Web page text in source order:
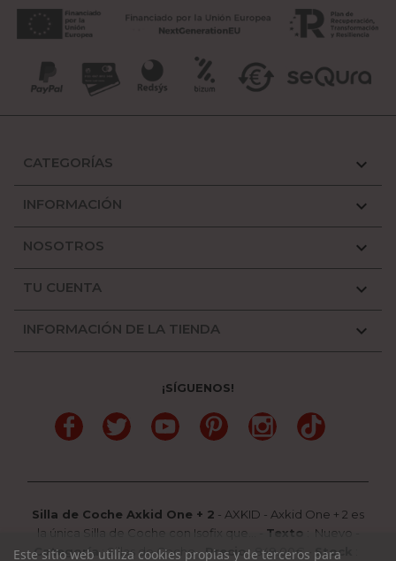
CATEGORÍAS 
INFORMACIÓN 
NOSOTROS 
TU CUENTA 
INFORMACIÓN DE LA TIENDA 
¡SÍGUENOS!
FacebookTwitter YouTube PinterestInstagramTikTok
Silla de Coche Axkid One + 2 - AXKID - Axkid One + 2 es
la única Silla de Coche con Isofix que...
Texto : Nuevo
Categoría :Sillas de Coche-Precio:849.00€ - Stock
Este sitio web utiliza cookies propias y de terceros para